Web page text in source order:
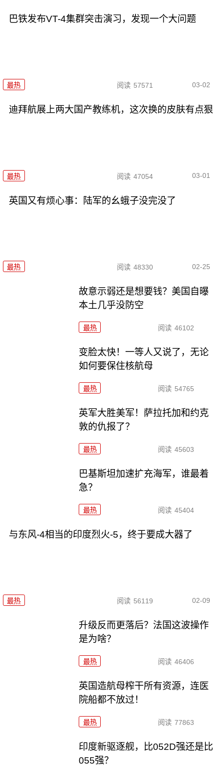
巴铁发布VT-4集群突击演习，发现一个大问题
最热 阅读 57571 03-02
迪拜航展上两大国产教练机，这次换的皮肤有点狠
最热 阅读 47054 03-01
英国又有烦心事：陆军的幺蛾子没完没了
最热 阅读 48330 02-25
故意示弱还是想要钱？美国自曝
本土几乎没防空
最热 阅读 46102
变脸太快！一等人又说了，无论
如何要保住核航母
最热 阅读 54765
英军大胜美军！萨拉托加和约克
敦的仇报了？
最热 阅读 45603
巴基斯坦加速扩充海军，谁最着
急？
最热 阅读 45404
与东风-4相当的印度烈火-5，终于要成大器了
最热 阅读 56119 02-09
升级反而更落后？法国这波操作
是为啥？
最热 阅读 46406
英国造航母榨干所有资源，连医
院船都不放过！
最热 阅读 77863
印度新驱逐舰，比052D强还是比
055强？